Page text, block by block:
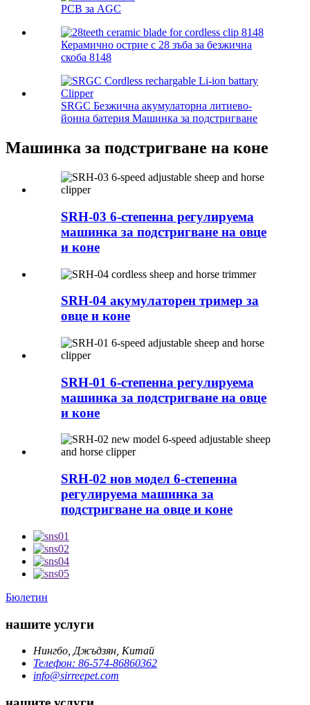
PCB за AGC
Керамично острие с 28 зъба за безжична
скоба 8148
SRGC Безжична акумулаторна литиево-
йонна батерия Машинка за подстригване
Машинка за подстригване на коне
SRH-03 6-степенна регулируема
машинка за подстригване на овце
и коне
SRH-04 акумулаторен тример за
овце и коне
SRH-01 6-степенна регулируема
машинка за подстригване на овце
и коне
SRH-02 нов модел 6-степенна
регулируема машинка за
подстригване на овце и коне
Бюлетин
нашите услуги
Нингбо, Джъдзян, Китай
Телефон: 86-574-86860362
info@sirreepet.com